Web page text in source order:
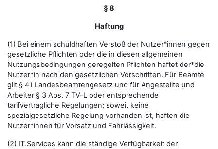
§ 8
Haftung
(1) Bei einem schuldhaften Verstoß der Nutzer*innen gegen
gesetzliche Pflichten oder die in diesen allgemeinen
Nutzungsbedingungen geregelten Pflichten haftet der*die
Nutzer*in nach den gesetzlichen Vorschriften. Für Beamte
gilt § 41 Landesbeamtengesetz und für Angestellte und
Arbeiter § 3 Abs. 7 TV-L oder entsprechende
tarifvertragliche Regelungen; soweit keine
spezialgesetzliche Regelung vorhanden ist, haften die
Nutzer*innen für Vorsatz und Fahrlässigkeit.
(2) IT.Services kann die ständige Verfügbarkeit der